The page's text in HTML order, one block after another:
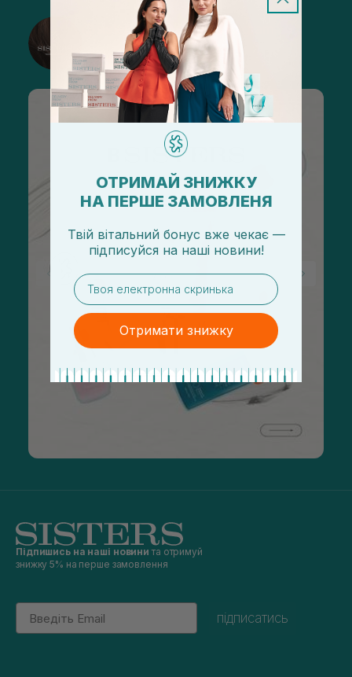
@sisters_stelmakh в Instagram
Підписатися
Підпишись на наші новини та отримуй
знижку 5% на перше замовлення
Email
підписатись
ОТРИМАЙ ЗНИЖКУ
НА ПЕРШЕ ЗАМОВЛЕНЯ
Твій вітальний бонус вже чекає —
підписуйся на наші новини!
email
Отримати знижку